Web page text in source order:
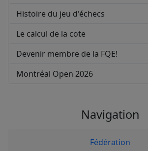
Histoire du jeu d'échecs
Le calcul de la cote
Devenir membre de la FQE!
Montréal Open 2026
Navigation
Fédération